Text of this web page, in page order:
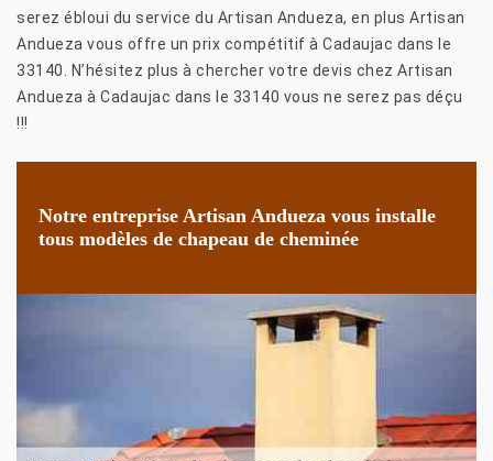
serez ébloui du service du Artisan Andueza, en plus Artisan
Andueza vous offre un prix compétitif à Cadaujac dans le
33140. N’hésitez plus à chercher votre devis chez Artisan
Andueza à Cadaujac dans le 33140 vous ne serez pas déçu
!!!
Notre entreprise Artisan Andueza vous installe
tous modèles de chapeau de cheminée